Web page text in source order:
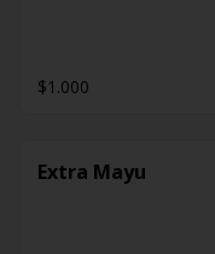
$1.000
Extra Mayu